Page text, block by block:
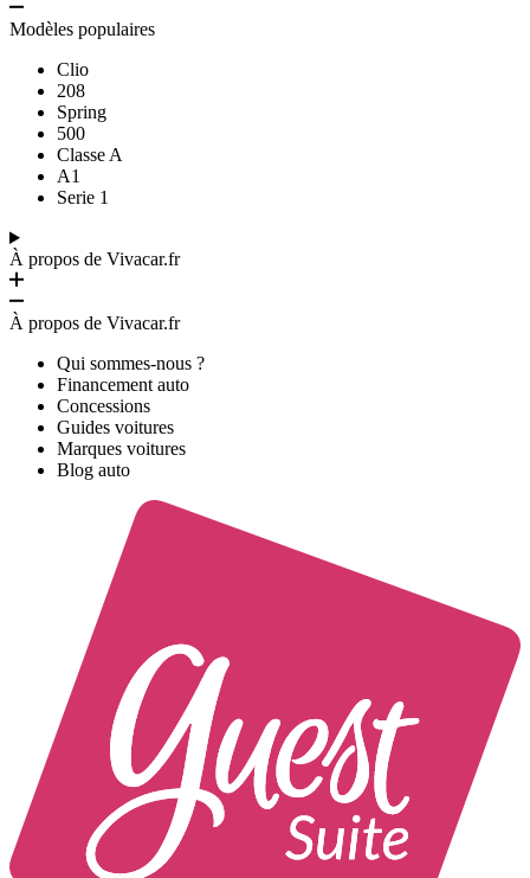
Modèles populaires
Clio
208
Spring
500
Classe A
A1
Serie 1
À propos de Vivacar.fr
À propos de Vivacar.fr
Qui sommes-nous ?
Financement auto
Concessions
Guides voitures
Marques voitures
Blog auto